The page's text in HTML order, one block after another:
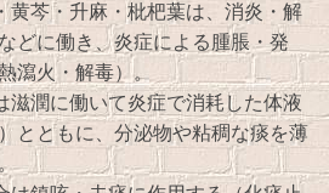
黄芩・升麻・枇杷葉は、消炎・解
どに働き、炎症による腫脹・発
瀉火・解毒）。
滋潤に働いて炎症で消耗した体液
とともに、分泌物や粘稠な痰を薄